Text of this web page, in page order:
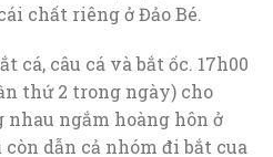
chất riêng ở Đảo Bé.
cá, câu cá và bắt ốc. 17h00
thứ 2 trong ngày) cho
ngắm hoàng hôn ở
còn dẫn cả nhóm đi bắt cua